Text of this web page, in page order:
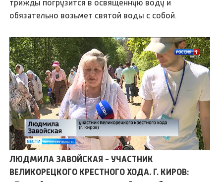
трижды погрузится в освященную воду и
обязательно возьмет святой воды с собой.
ЛЮДМИЛА ЗАВОЙСКАЯ - УЧАСТНИК
ВЕЛИКОРЕЦКОГО КРЕСТНОГО ХОДА. Г. КИРОВ: